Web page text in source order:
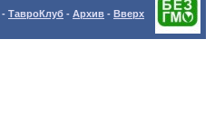
- ТавроКлуб - Архив - Вверх